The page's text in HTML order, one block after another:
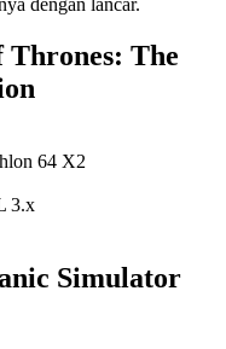
dengan lancar.
Thrones: The
64 X2
3.x
Simulator